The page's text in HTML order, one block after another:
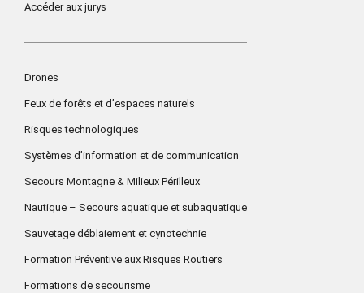
Accéder aux jurys
Drones
Feux de forêts et d’espaces naturels
Risques technologiques
Systèmes d’information et de communication
Secours Montagne & Milieux Périlleux
Nautique – Secours aquatique et subaquatique
Sauvetage déblaiement et cynotechnie
Formation Préventive aux Risques Routiers
Formations de secourisme